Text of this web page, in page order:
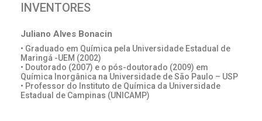
INVENTORES
Juliano Alves Bonacin
• Graduado em Química pela Universidade Estadual de
Maringá -UEM (2002)
• Doutorado (2007) e o pós-doutorado (2009) em
Química Inorgânica na Universidade de São Paulo – USP
• Professor do Instituto de Química da Universidade
Estadual de Campinas (UNICAMP)